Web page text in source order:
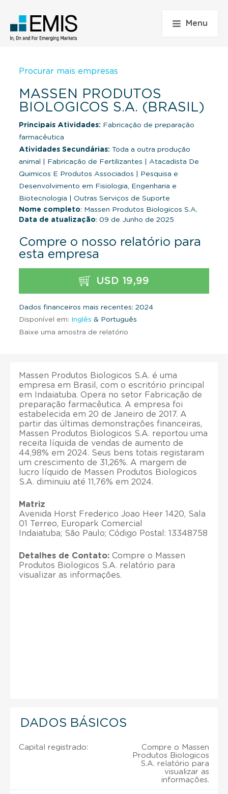
Menu
Procurar mais empresas
MASSEN PRODUTOS
BIOLOGICOS S.A. (BRASIL)
Principais Atividades: Fabricação de preparação
farmacêutica
Atividades Secundárias: Toda a outra produção
animal
Fabricação de Fertilizantes
Atacadista De
Quimicos E Produtos Associados
Pesquisa e
Desenvolvimento em Fisiologia, Engenharia e
Biotecnologia
Outras Serviços de Suporte
Nome completo: Massen Produtos Biologicos S.A.
Data de atualização: 09 de Junho de 2025
Compre o nosso relatório para
esta empresa
USD 19,99
Dados financeiros mais recentes: 2024
Disponível em: Inglês & Português
Baixe uma amostra de relatório
Massen Produtos Biologicos S.A. é uma
empresa em Brasil, com o escritório principal
em Indaiatuba. Opera no setor Fabricação de
preparação farmacêutica. A empresa foi
estabelecida em 20 de Janeiro de 2017. A
partir das últimas demonstrações financeiras,
Massen Produtos Biologicos S.A. reportou uma
receita líquida de vendas de aumento de
44,98% em 2024. Seus bens totais registaram
um crescimento de 31,26%. A margem de
lucro líquido de Massen Produtos Biologicos
S.A. diminuiu até 11,76% em 2024.
Matriz
Avenida Horst Frederico Joao Heer 1420, Sala
01 Terreo, Europark Comercial
Indaiatuba; São Paulo; Código Postal: 13348758
Detalhes de Contato: Compre o Massen
Produtos Biologicos S.A. relatório para
visualizar as informações.
DADOS BÁSICOS
Capital registrado:
Compre o Massen
Produtos Biologicos
S.A. relatório para
visualizar as
informações.